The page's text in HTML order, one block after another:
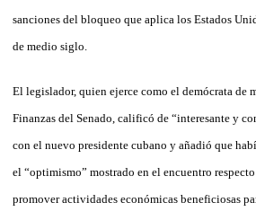
sanciones del bloqueo que aplica los Estados
de medio siglo.
El legislador, quien ejerce como el demócrata de
Finanzas del Senado, calificó de “interesante y
con el nuevo presidente cubano y añadió que
el “optimismo” mostrado en el encuentro
promover actividades económicas beneficiosas